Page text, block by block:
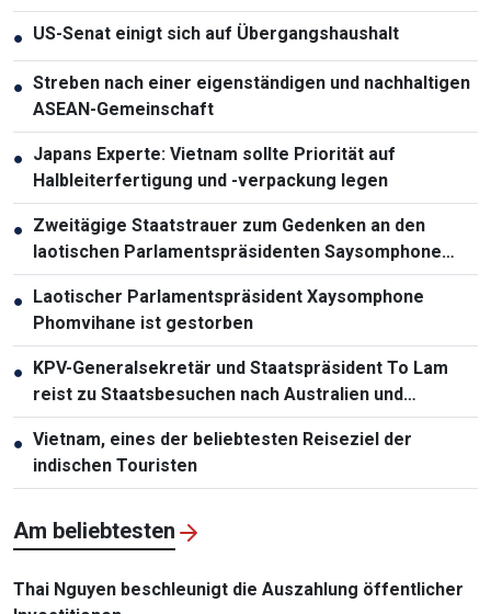
Vietnam und Australien
● US-Senat einigt sich auf Übergangshaushalt
● Streben nach einer eigenständigen und nachhaltigen
ASEAN-Gemeinschaft
● Japans Experte: Vietnam sollte Priorität auf
Halbleiterfertigung und -verpackung legen
● Zweitägige Staatstrauer zum Gedenken an den
laotischen Parlamentspräsidenten Saysomphone
Phomvihane
● Laotischer Parlamentspräsident Xaysomphone
Phomvihane ist gestorben
● KPV-Generalsekretär und Staatspräsident To Lam
reist zu Staatsbesuchen nach Australien und
Neuseeland
● Vietnam, eines der beliebtesten Reiseziel der
indischen Touristen
Am beliebtesten
Thai Nguyen beschleunigt die Auszahlung öffentlicher